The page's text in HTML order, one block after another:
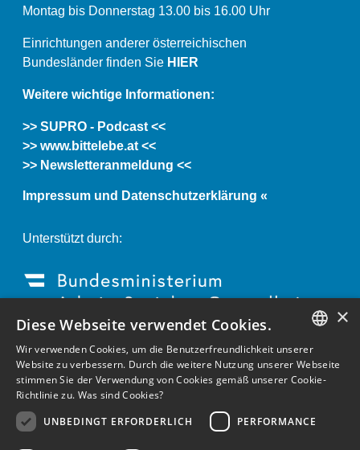
Montag bis Donnerstag 13.00 bis 16.00 Uhr
Einrichtungen anderer österreichischen
Bundesländer finden Sie HIER
Weitere wichtige Informationen:
>> SUPRO - Podcast <<
>> www.bittelebe.at <<
>> Newsletteranmeldung <<
Impressum und Datenschutzerklärung «
Unterstützt durch:
GERMAN
ENGLISH
×
Diese Webseite verwendet Cookies.
Wir verwenden Cookies, um die Benutzerfreundlichkeit unserer
Website zu verbessern. Durch die weitere Nutzung unserer Webseite
stimmen Sie der Verwendung von Cookies gemäß unserer Cookie-
Richtlinie zu. Was sind Cookies?
UNBEDINGT ERFORDERLICH
PERFORMANCE